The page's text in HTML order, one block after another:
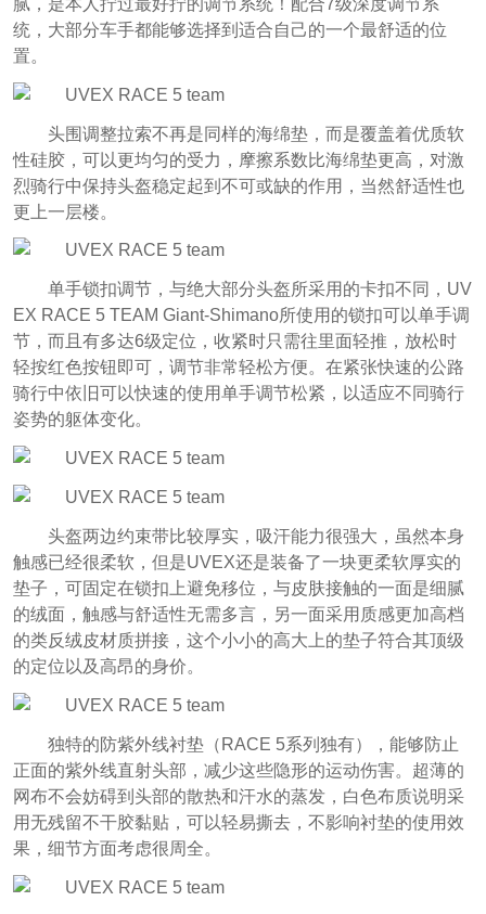
统，大部分车手都能够选择到适合自己的一个最舒适的位
置。
头围调整拉索不再是同样的海绵垫，而是覆盖着优质软
性硅胶，可以更均匀的受力，摩擦系数比海绵垫更高，对激
烈骑行中保持头盔稳定起到不可或缺的作用，当然舒适性也
更上一层楼。
单手锁扣调节，与绝大部分头盔所采用的卡扣不同，UV
EX RACE 5 TEAM Giant-Shimano所使用的锁扣可以单手调
节，而且有多达6级定位，收紧时只需往里面轻推，放松时
轻按红色按钮即可，调节非常轻松方便。在紧张快速的公路
骑行中依旧可以快速的使用单手调节松紧，以适应不同骑行
姿势的躯体变化。
头盔两边约束带比较厚实，吸汗能力很强大，虽然本身
触感已经很柔软，但是UVEX还是装备了一块更柔软厚实的
垫子，可固定在锁扣上避免移位，与皮肤接触的一面是细腻
的绒面，触感与舒适性无需多言，另一面采用质感更加高档
的类反绒皮材质拼接，这个小小的高大上的垫子符合其顶级
的定位以及高昂的身价。
独特的防紫外线衬垫（RACE 5系列独有），能够防止
正面的紫外线直射头部，减少这些隐形的运动伤害。超薄的
网布不会妨碍到头部的散热和汗水的蒸发，白色布质说明采
用无残留不干胶黏贴，可以轻易撕去，不影响衬垫的使用效
果，细节方面考虑很周全。